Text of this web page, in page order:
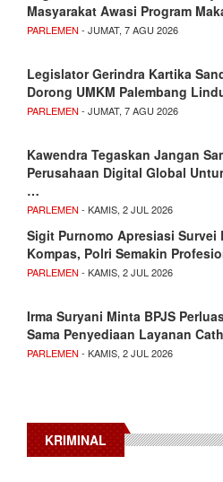
Masyarakat Awasi Program
PARLEMEN - JUMAT, 7 AGU 2026
Legislator Gerindra Kartika
Dorong UMKM Palembang
PARLEMEN - JUMAT, 7 AGU 2026
Kawendra Tegaskan Jangan
Perusahaan Digital Global
…
PARLEMEN - KAMIS, 2 JUL 2026
Sigit Purnomo Apresiasi Survei
Kompas, Polri Semakin
PARLEMEN - KAMIS, 2 JUL 2026
Irma Suryani Minta BPJS
Sama Penyediaan Layanan
PARLEMEN - KAMIS, 2 JUL 2026
KRIMINAL